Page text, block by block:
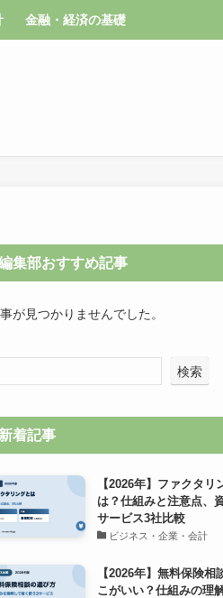
金融・経済の基礎
集部おすすめ記事
が見つかりませんでした。
検索
新着記事
【2026年】ファクタリ
は？仕組みと注意点、
サービス3社比較
ビジネス・企業・会計
【2026年】無料保険相
こがいい？仕組みの理